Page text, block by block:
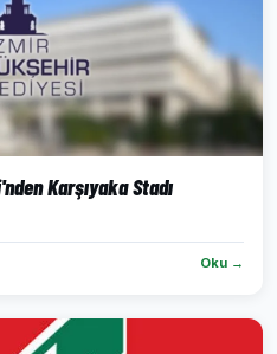
Karşıyaka Stadı
Oku →